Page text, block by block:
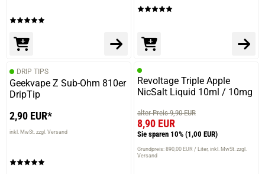
DRIP TIPS
Geekvape Z Sub-Ohm 810er
DripTip
2,90 EUR*
inkl. MwSt. zzgl. Versand
Revoltage Triple Apple
NicSalt Liquid 10ml / 10mg
alter Preis 9,90 EUR
8,90 EUR
Sie sparen 10% (1,00 EUR)
Grundpreis: 890,00 EUR / Liter inkl. MwSt. zzgl.
Versand